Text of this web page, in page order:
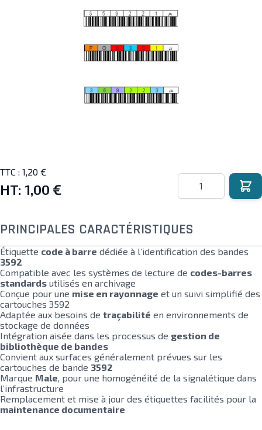
TTC : 1,20 €
HT: 1,00 €
Quantité
PRINCIPALES CARACTÉRISTIQUES
Étiquette code à barre dédiée à l’identification des bandes
3592
Compatible avec les systèmes de lecture de codes-barres
standards utilisés en archivage
Conçue pour une mise en rayonnage et un suivi simplifié des
cartouches 3592
Adaptée aux besoins de traçabilité en environnements de
stockage de données
Intégration aisée dans les processus de gestion de
bibliothèque de bandes
Convient aux surfaces généralement prévues sur les
cartouches de bande 3592
Marque Male, pour une homogénéité de la signalétique dans
l’infrastructure
Remplacement et mise à jour des étiquettes facilités pour la
maintenance documentaire